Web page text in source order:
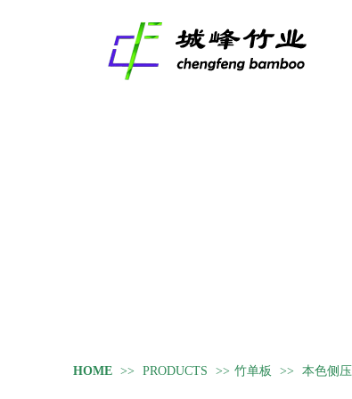
HOME >> PRODUCTS >> 竹单板 >> 本色侧压